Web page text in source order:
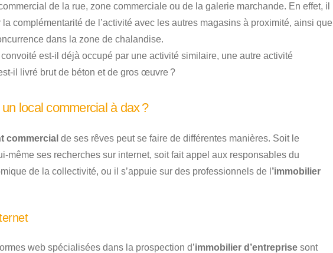
de la rue, zone commerciale ou de la galerie marchande. En effet, il
la complémentarité de l’activité avec les autres magasins à proximité, ainsi que
dans la zone de chalandise.
est-il déjà occupé par une activité similaire, une autre activité
il livré brut de béton et de gros œuvre ?
local commercial à dax ?
commercial de ses rêves peut se faire de différentes manières. Soit le
même ses recherches sur internet, soit fait appel aux responsables du
de la collectivité, ou il s’appuie sur des professionnels de l ’immobilier
web spécialisées dans la prospection d’immobilier d’entreprise sont